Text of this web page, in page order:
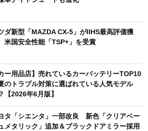
ダ新型「MAZDA CX-5」がIIHS最高評価獲
国安全性能「TSP+」を受賞
カー用品店】売れているカーバッテリーTOP10
夏のトラブル対策に選ばれている人気モデル
【2026年6月版】
タ「シエンタ」一部改良 新色「クリアベー
メタリック」追加＆ブラックドアミラー採用